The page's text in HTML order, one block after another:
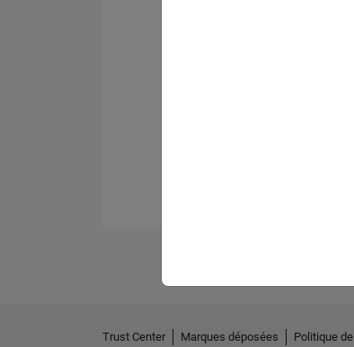
Trust Center Marques déposées Politique